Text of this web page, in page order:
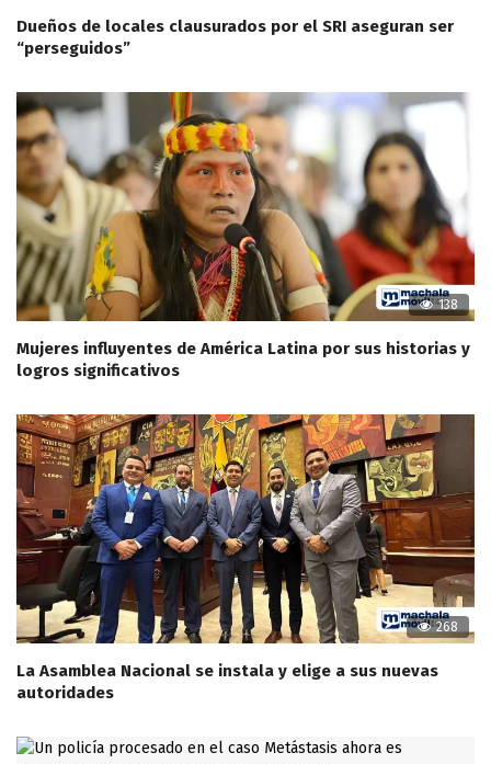
Dueños de locales clausurados por el SRI aseguran ser
“perseguidos”
138
Mujeres influyentes de América Latina por sus historias y
logros significativos
268
La Asamblea Nacional se instala y elige a sus nuevas
autoridades